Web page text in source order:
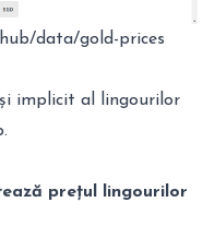
data/gold-prices
implicit al lingourilor
prețul lingourilor